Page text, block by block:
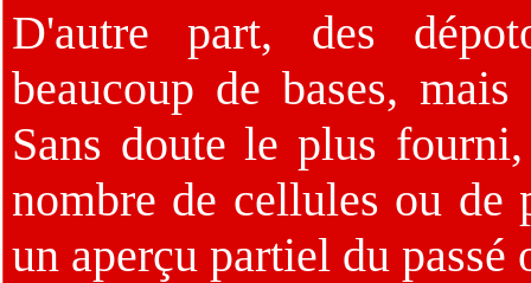
D'autre part, des
beaucoup de bases,
Sans doute le plus
nombre de cellules ou de
un aperçu partiel du